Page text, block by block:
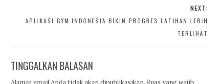
NEXT:
APLIKASI GYM INDONESIA BIKIN PROGRES LATIHAN LEBIH
TERLIHAT
TINGGALKAN BALASAN
Alamat email Anda tidak akan dipublikasikan. Ruas yang wajib